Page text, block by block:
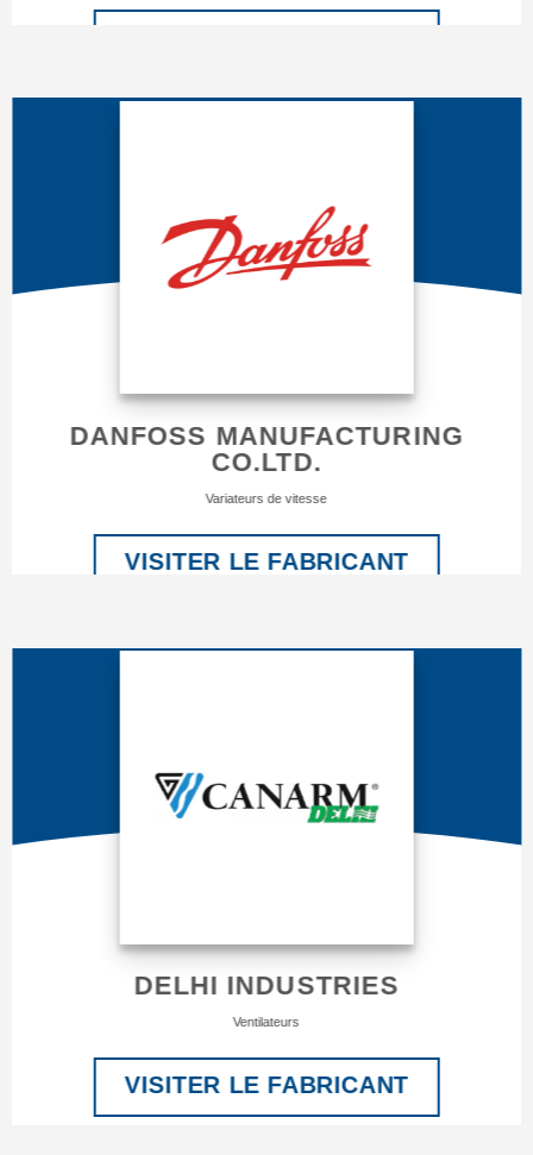
DANFOSS MANUFACTURING
CO.LTD.
Variateurs de vitesse
VISITER LE FABRICANT
DELHI INDUSTRIES
Ventilateurs
VISITER LE FABRICANT